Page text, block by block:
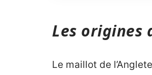
Les origines
Le maillot de